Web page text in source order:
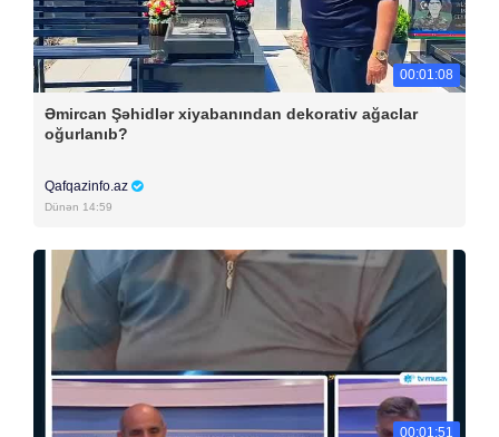
00:01:08
Əmircan Şəhidlər xiyabanından dekorativ ağaclar
oğurlanıb?
Qafqazinfo.az
Dünən 14:59
00:01:51